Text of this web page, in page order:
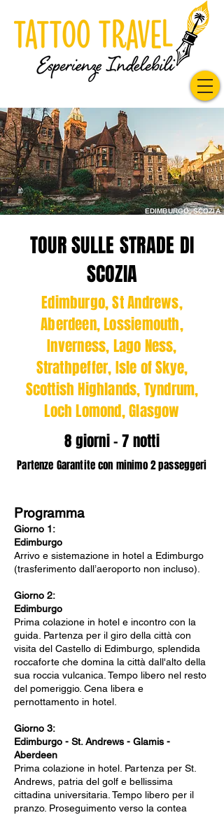
EDIMBURGO, SCOZIA
TOUR SULLE STRADE DI
SCOZIA
Edimburgo, St Andrews,
Aberdeen, Lossiemouth,
Inverness, Lago Ness,
Strathpeffer, Isle of Skye,
Scottish Highlands, Tyndrum,
Loch Lomond, Glasgow
8 giorni - 7 notti
Partenze Garantite con minimo 2 passeggeri
Programma
Giorno 1:
Edimburgo
Arrivo e sistemazione in hotel a Edimburgo
(trasferimento dall’aeroporto non incluso).
Giorno 2:
Edimburgo
Prima colazione in hotel e incontro con la
guida. Partenza per il giro della città con
visita del Castello di Edimburgo, splendida
roccaforte che domina la città dall'alto della
sua roccia vulcanica. Tempo libero nel resto
del pomeriggio. Cena libera e
pernottamento in hotel.
Giorno 3:
Edimburgo - St. Andrews - Glamis -
Aberdeen
Prima colazione in hotel. Partenza per St.
Andrews, patria del golf e bellissima
cittadina universitaria. Tempo libero per il
pranzo. Proseguimento verso la contea